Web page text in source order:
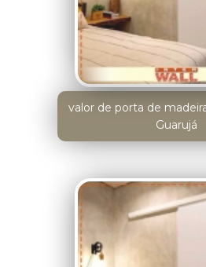
valor de porta de
Guarujá